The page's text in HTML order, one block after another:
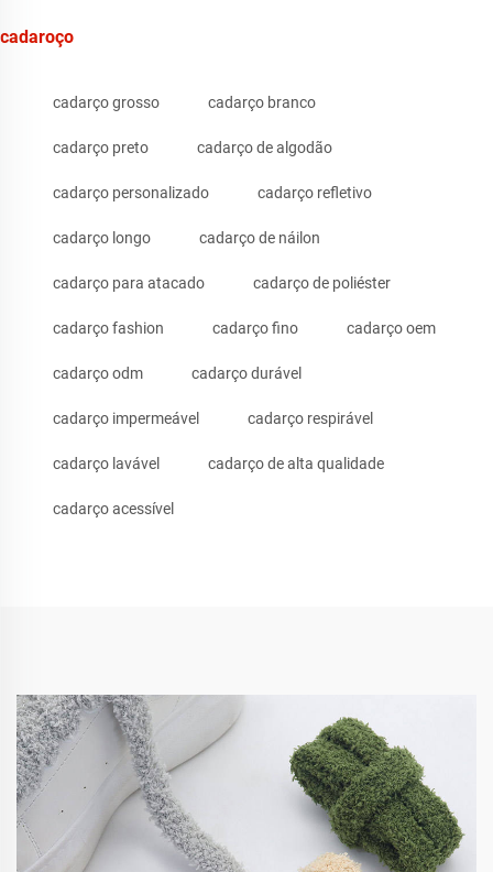
cadaroço
cadarço grosso cadarço branco
cadarço preto cadarço de algodão
cadarço personalizado cadarço refletivo
cadarço longo cadarço de náilon
cadarço para atacado cadarço de poliéster
cadarço fashion cadarço fino cadarço oem
cadarço odm cadarço durável
cadarço impermeável cadarço respirável
cadarço lavável cadarço de alta qualidade
cadarço acessível